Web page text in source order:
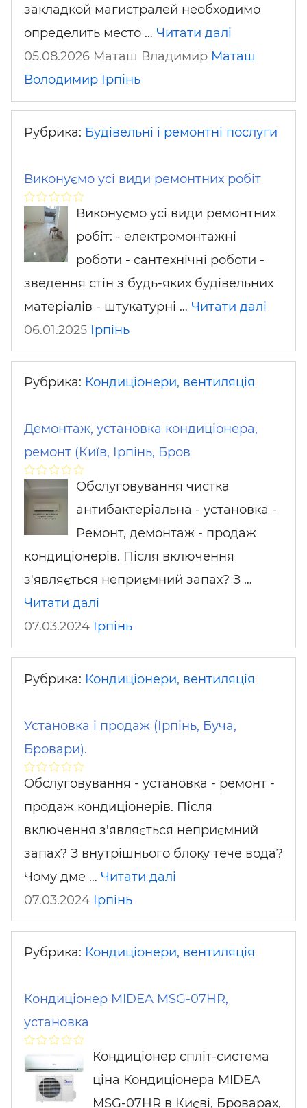
закладкой магистралей необходимо
определить место … Читати далі
05.08.2026 Маташ Владимир Маташ
Володимир Ірпінь
Рубрика: Будівельні і ремонтні послуги
Виконуємо усі види ремонтних робіт
Виконуємо усі види ремонтних
робіт: - електромонтажні
роботи - сантехнічні роботи -
зведення стін з будь-яких будівельних
матеріалів - штукатурні … Читати далі
06.01.2025 Ірпінь
Рубрика: Кондиціонери, вентиляція
Демонтаж, установка кондиціонера,
ремонт (Київ, Ірпінь, Бров
Обслуговування чистка
антибактеріальна - установка -
Ремонт, демонтаж - продаж
кондиціонерів. Після включення
з'являється неприємний запах? З …
Читати далі
07.03.2024 Ірпінь
Рубрика: Кондиціонери, вентиляція
Установка і продаж (Ірпінь, Буча,
Бровари).
Обслуговування - установка - ремонт -
продаж кондиціонерів. Після
включення з'являється неприємний
запах? З внутрішнього блоку тече вода?
Чому дме … Читати далі
07.03.2024 Ірпінь
Рубрика: Кондиціонери, вентиляція
Кондиціонер MIDEA MSG-07HR,
установка
Кондиціонер спліт-система
ціна Кондиціонера MIDEA
MSG-07HR в Києві, Броварах,